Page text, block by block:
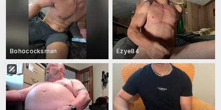
Bohococksman Ezye84